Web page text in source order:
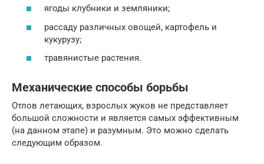
ягоды клубники и земляники;
рассаду различных овощей, картофель и
кукурузу;
травянистые растения.
Механические способы борьбы
Отлов летающих, взрослых жуков не представляет
большой сложности и является самых эффективным
(на данном этапе) и разумным. Это можно сделать
следующим образом.